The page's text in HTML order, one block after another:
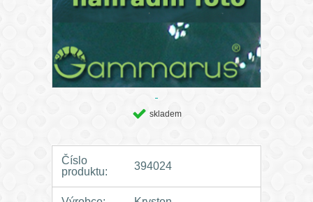
skladem
Číslo
produktu:
394024